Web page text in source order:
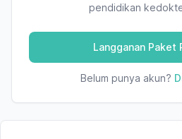
pendidikan
Langganan Paket
Belum punya akun?